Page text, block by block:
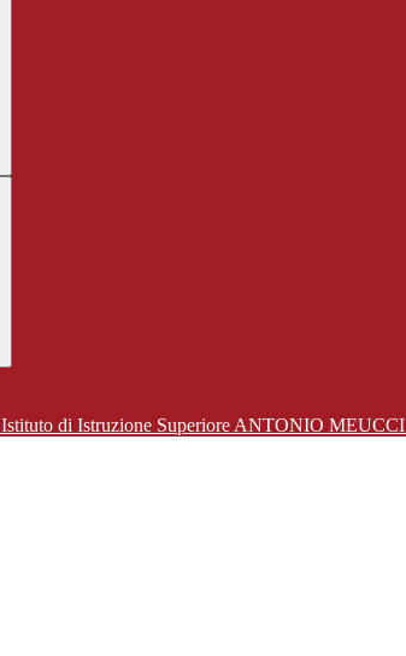
Istituto di Istruzione Superiore ANTONIO MEUCCI